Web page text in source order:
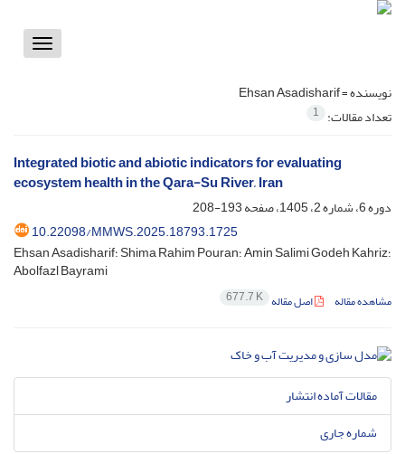
Toggle
نویسنده =Ehsan Asadisharif
تعداد مقالات: 1
Integrated biotic and abiotic indicators for evaluating
ecosystem health in the Qara-Su River, Iran
دوره 6، شماره 2، 1405، صفحه
193-208
10.22098/MMWS.2025.18793.1725
Ehsan Asadisharif؛ Shima Rahim Pouran؛ Amin Salimi Godeh Kahriz؛
Abolfazl Bayrami
مشاهده مقاله اصل مقاله 677.7 K
مقالات آماده انتشار
شماره جاری